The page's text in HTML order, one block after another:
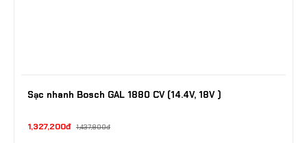
Sạc nhanh Bosch GAL 1880 CV (14.4V, 18V )
1,327,200đ 1,437,800đ